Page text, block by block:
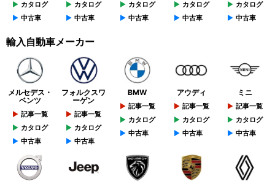
カタログ
中古車
カタログ
中古車
カタログ
中古車
カタログ
中古車
カタログ
中古車
輸入自動車メーカー
メルセデス・
ベンツ
記事一覧
カタログ
中古車
フォルクスワ
ーゲン
記事一覧
カタログ
中古車
BMW
記事一覧
カタログ
中古車
アウディ
記事一覧
カタログ
中古車
ミニ
記事一覧
カタログ
中古車